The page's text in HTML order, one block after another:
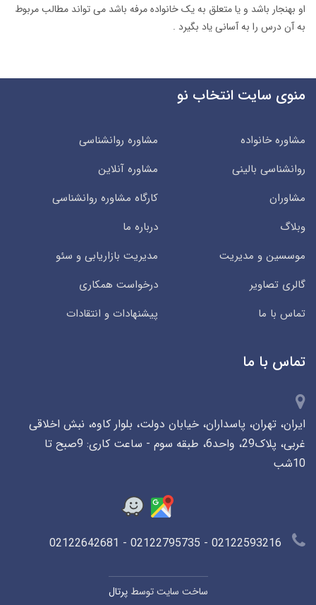
او بهنجار باشد و یا متعلق به یک خانواده مرفه باشد می تواند مطالب مربوط
به آن درس را به آسانی یاد بگیرد .
منوی سایت انتخاب نو
مشاوره خانواده
مشاوره روانشناسی
روانشناسی بالینی
مشاوره آنلاین
مشاوران
کارگاه مشاوره روانشناسی
وبلاگ
درباره ما
موسسین و مدیریت
مدیریت بازاریابی و سئو
گالری تصاویر
درخواست همکاری
تماس با ما
پیشنهادات و انتقادات
تماس با ما
ایران، تهران، پاسداران، خیابان دولت، بلوار کاوه، نبش اخلاقی
غربی، پلاک29، واحد6، طبقه سوم - ساعت کاری: 9صبح تا
10شب
ساخت سایت توسطپرتال